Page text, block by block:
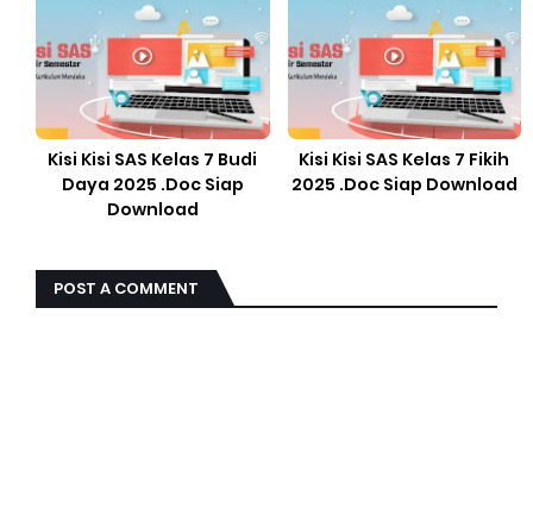
Kisi Kisi SAS Kelas 7 Budi
Daya 2025 .Doc Siap
Download
Kisi Kisi SAS Kelas 7 Fikih
2025 .Doc Siap Download
POST A COMMENT